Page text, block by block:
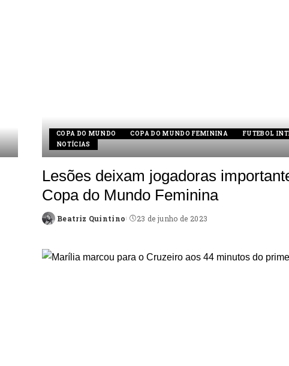
COPA DO MUNDO COPA DO MUNDO FEMININA
FUTEBOL
NOTÍCIAS
Lesões deixam jogadoras
Copa do Mundo Feminina
Posted
Beatriz Quintino 23 de junho de 2023